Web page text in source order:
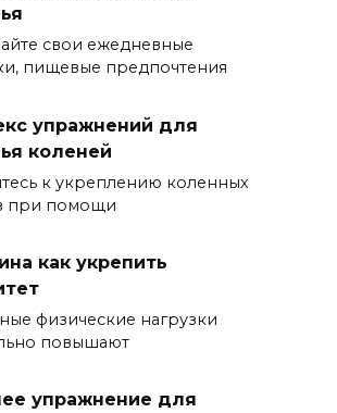
свои ежедневные
пищевые предпочтения
упражнений для
коленей
к укреплению коленных
при помощи
как укрепить
физические нагрузки
повышают
упражнение для